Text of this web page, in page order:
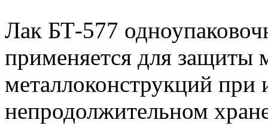
Лак БТ-577
применяется для защиты
металлоконструкций при
непродолжительном